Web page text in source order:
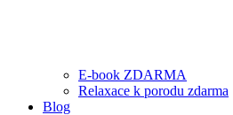
E-book ZDARMA
Relaxace k porodu zdarma
Blog